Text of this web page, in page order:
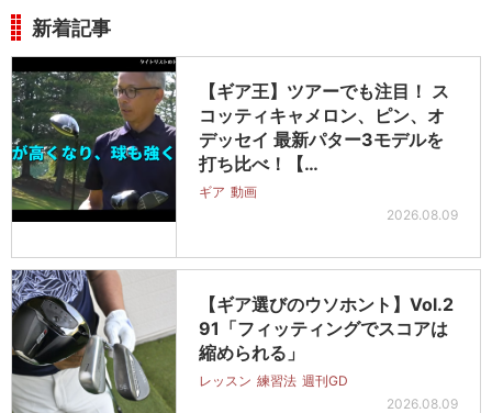
新着記事
【ギア王】ツアーでも注目！ ス
コッティキャメロン、ピン、オ
デッセイ 最新パター3モデルを
打ち比べ！【…
ギア 動画
2026.08.09
【ギア選びのウソホント】Vol.2
91「フィッティングでスコアは
縮められる」
レッスン 練習法 週刊GD
2026.08.09